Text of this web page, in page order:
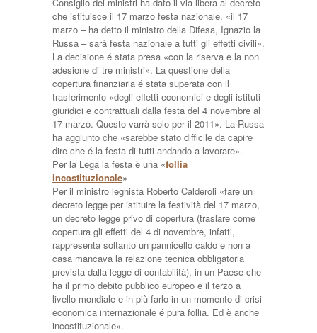
che istituisce il 17 marzo festa nazionale. «il 17
marzo – ha detto il ministro della Difesa, Ignazio la
Russa – sarà festa nazionale a tutti gli effetti civili».
La decisione é stata presa «con la riserva e la non
adesione di tre ministri». La questione della
copertura finanziaria é stata superata con il
trasferimento «degli effetti economici e degli istituti
giuridici e contrattuali dalla festa del 4 novembre al
17 marzo. Questo varrà solo per il 2011». La Russa
ha aggiunto che «sarebbe stato difficile da capire
dire che é la festa di tutti andando a lavorare».
Per la Lega la festa è una «follia
incostituzionale»
Per il ministro leghista Roberto Calderoli «fare un
decreto legge per istituire la festività del 17 marzo,
un decreto legge privo di copertura (traslare come
copertura gli effetti del 4 di novembre, infatti,
rappresenta soltanto un pannicello caldo e non a
casa mancava la relazione tecnica obbligatoria
prevista dalla legge di contabilità), in un Paese che
ha il primo debito pubblico europeo e il terzo a
livello mondiale e in più farlo in un momento di crisi
economica internazionale é pura follia. Ed è anche
incostituzionale».